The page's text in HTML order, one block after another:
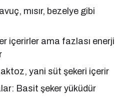
mısır, bezelye gibi
içerirler ama fazlası enerji
yani süt şekeri içerir
Basit şeker yüküdür